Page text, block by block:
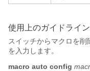
使用上のガイドライン
スイッチからマクロを
を入力します。
macro auto config